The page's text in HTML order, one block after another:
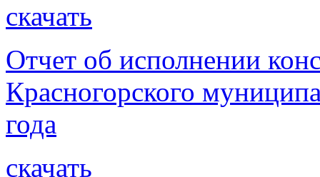
скачать
Отчет об исполнении
Красногорского
года
скачать